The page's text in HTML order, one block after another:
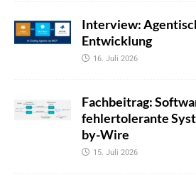
Interview:
Entwicklung
16. Juli 2026
Fachbeitrag:
fehlertolerante
by-Wire
15. Juli 2026